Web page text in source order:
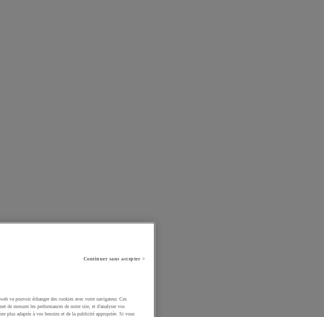
Continuer sans accepter >
va pouvoir échanger des cookies avec votre navigateur. Ces
de mesurer les performances de notre site, et d'analyser vos
plus adaptés à vos besoins et de la publicité appropriée. Si vous